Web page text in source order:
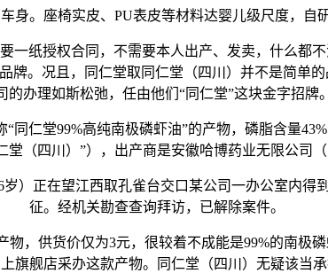
座椅实皮、PU表皮等材料达婴儿级尺度，自
纸授权合同，不需要本人出产、发卖，什么都
。况且，同仁堂取同仁堂（四川）并不是简单
的办理如斯松弛，任由他们“同仁堂”这块金字招牌。
仁堂99%高纯南极磷虾油”的产物，磷脂含量
堂（四川）”），出产商是安徽哈博药业无限公司（
正在望江西取孔雀台交口某公司一办公室内得
征。经机关勘查查询拜访，已解除案件。
供货价仅为3元，很较着不成能是99%的南极
旗舰店采办这款产物。同仁堂（四川）无疑该当